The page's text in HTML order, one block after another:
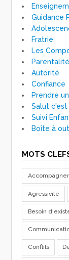
Guidance
Fratrie
Les
Parentalité
Autorité
Confiance
Prendre
Salut c'est
Suivi
Boîte à
MOTS
Agressivité
Besoin
Conflits